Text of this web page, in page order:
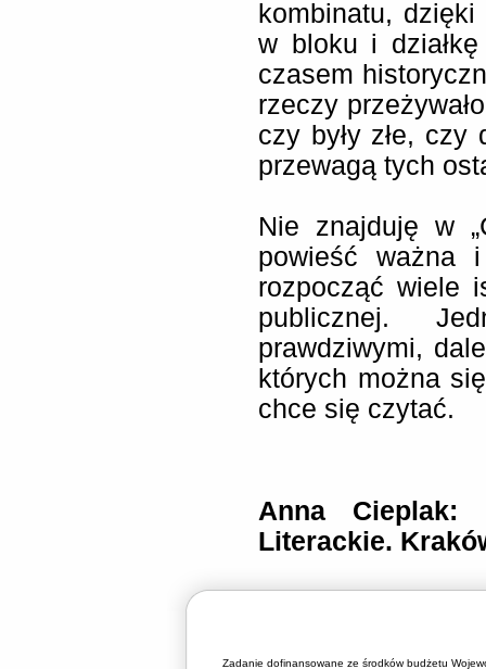
kombinatu,
w bloku i
czasem
rzeczy
czy były złe, czy
przewagą tych
Nie znajduję w
powieść ważna
rozpocząć wiele
publicznej.
prawdziwymi,
których można
chce się czytać.
Anna Cieplak:
Literackie.
Zadanie dofinansowane ze środków budżetu